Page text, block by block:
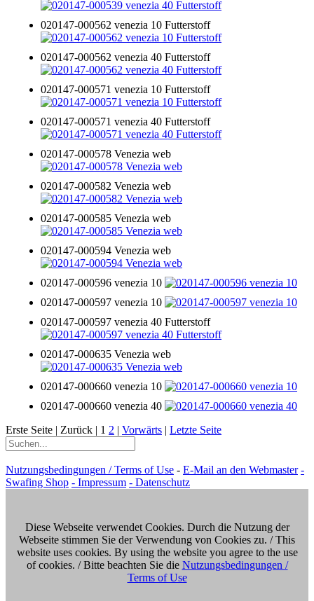
020147-000562 venezia 10 Futterstoff
020147-000562 venezia 40 Futterstoff
020147-000571 venezia 10 Futterstoff
020147-000571 venezia 40 Futterstoff
020147-000578 Venezia web
020147-000582 Venezia web
020147-000585 Venezia web
020147-000594 Venezia web
020147-000596 venezia 10
020147-000597 venezia 10
020147-000597 venezia 40 Futterstoff
020147-000635 Venezia web
020147-000660 venezia 10
020147-000660 venezia 40
Erste Seite | Zurück | 1 2 | Vorwärts | Letzte Seite
Nutzungsbedingungen / Terms of Use - E-Mail an den Webmaster -
Swafing Shop - Impressum - Datenschutz
Diese Webseite verwendet Cookies. Durch die Nutzung der
Webseite stimmen Sie der Verwendung von Cookies zu. / This
website uses cookies. By using the website you agree to the use
of cookies. / Bitte beachten Sie die Nutzungsbedingungen /
Terms of Use